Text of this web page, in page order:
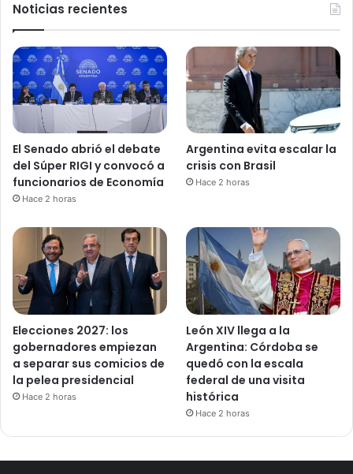
Noticias recientes
El Senado abrió el debate
del Súper RIGI y convocó a
funcionarios de Economía
Hace 2 horas
Argentina evita escalar la
crisis con Brasil
Hace 2 horas
Elecciones 2027: los
gobernadores empiezan
a separar sus comicios de
la pelea presidencial
Hace 2 horas
León XIV llega a la
Argentina: Córdoba se
quedó con la escala
federal de una visita
histórica
Hace 2 horas